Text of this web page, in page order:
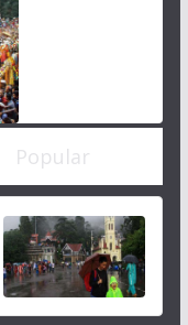
Popular